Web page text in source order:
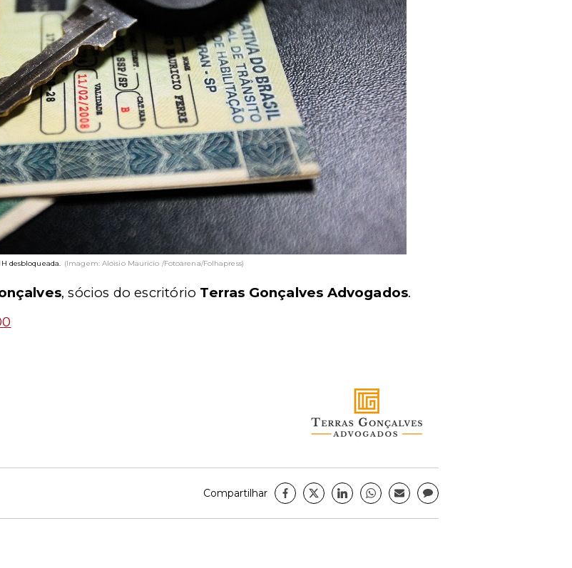
desbloqueada. (Imagem: Aloisio Mauricio /Fotoarena/Folhapress)
, sócios do escritório Terras Gonçalves Advogados.
Compartilhar